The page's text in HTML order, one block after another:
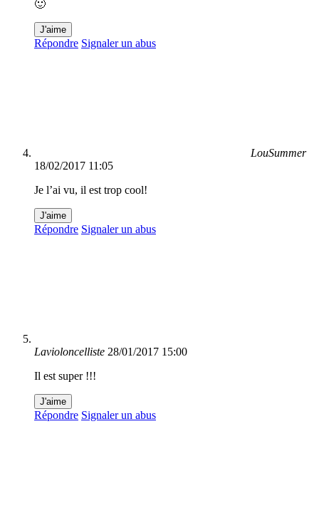
🙂
J'aime
Répondre Signaler un abus
LouSummer
18/02/2017 11:05
Je l’ai vu, il est trop cool!
J'aime
Répondre Signaler un abus
Lavioloncelliste 28/01/2017 15:00
Il est super !!!
J'aime
Répondre Signaler un abus